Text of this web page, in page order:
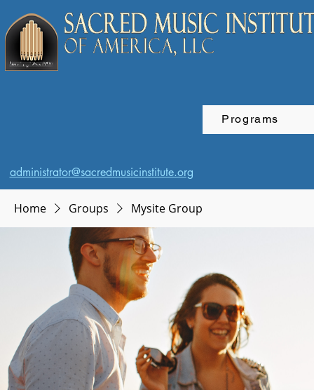
Programs
administrator@sacredmusicinstitute.org
Home Groups Mysite Group